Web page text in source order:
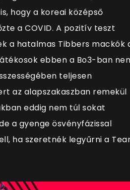
hogy a koreai középső
a COVID. A pozitív teszt
a hatalmas Tibbers mackók
ebben a Bo3-ban
teljesen
az alapszakaszban remekül
eddig nem túl sokat
a gyenge ösvényfázissal
ha szeretnék legyűrni a